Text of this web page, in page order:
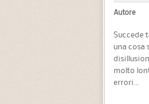
Autore
Succede
una cosa
molto
errori...